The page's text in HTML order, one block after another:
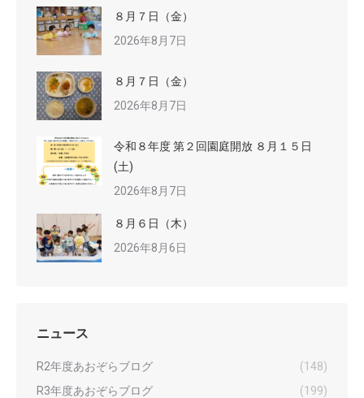
８月７日（金）
2026年8月7日
８月７日（金）
2026年8月7日
令和８年度 第２回園庭開放 ８月１５日
(土)
2026年8月7日
８月６日（木）
2026年8月6日
ニュース
R2年度あおぞらブログ
(148)
R3年度あおぞらブログ
(199)